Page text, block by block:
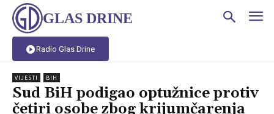
GLAS DRINE
Radio Glas Drine
VIJESTI BIH
Sud BiH podigao optužnice protiv
četiri osobe zbog krijumčarenja